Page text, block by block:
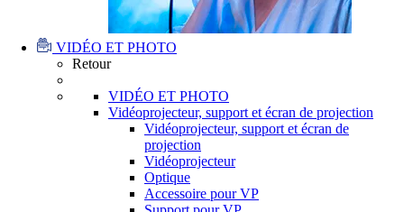
VIDÉO ET PHOTO
Retour
VIDÉO ET PHOTO
Vidéoprojecteur, support et écran de projection
Vidéoprojecteur, support et écran de
projection
Vidéoprojecteur
Optique
Accessoire pour VP